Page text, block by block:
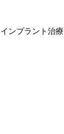
ンプラント治